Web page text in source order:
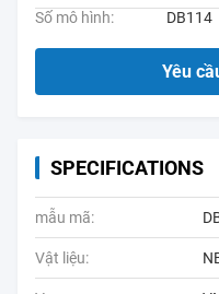
Số mô hình:
DB114
Yêu
SPECIFICATIONS
mẫu mã:
Vật liệu: